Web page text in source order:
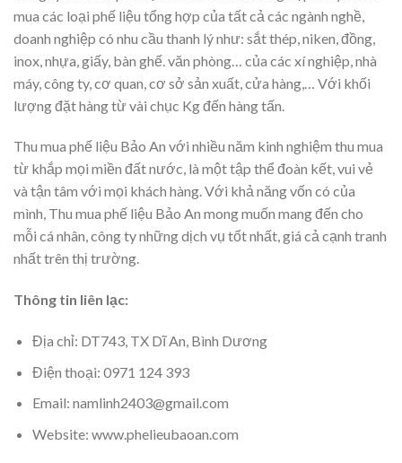
mua các loại phế liệu tổng hợp của tất cả các ngành nghề,
doanh nghiệp có nhu cầu thanh lý như: sắt thép, niken, đồng,
inox, nhựa, giấy, bàn ghế. văn phòng… của các xí nghiệp, nhà
máy, công ty, cơ quan, cơ sở sản xuất, cửa hàng,… Với khối
lượng đặt hàng từ vài chục Kg đến hàng tấn.
Thu mua phế liệu Bảo An với nhiều năm kinh nghiệm thu mua
từ khắp mọi miền đất nước, là một tập thể đoàn kết, vui vẻ
và tận tâm với mọi khách hàng. Với khả năng vốn có của
mình, Thu mua phế liệu Bảo An mong muốn mang đến cho
mỗi cá nhân, công ty những dịch vụ tốt nhất, giá cả cạnh tranh
nhất trên thị trường.
Thông tin liên lạc:
Địa chỉ: DT743, TX Dĩ An, Bình Dương
Điện thoại: 0971 124 393
Email: namlinh2403@gmail.com
Website: www.phelieubaoan.com